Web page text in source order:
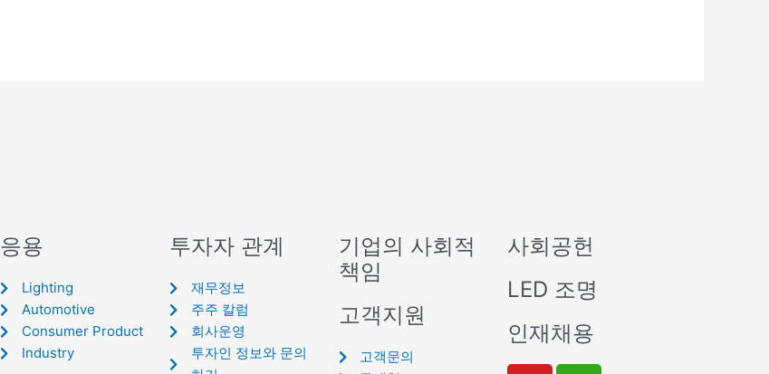
응용
Lighting
Automotive
Consumer Product
Industry
투자자 관계
재무정보
주주 칼럼
회사운영
투자인 정보와 문의
기업의 사회적
책임
고객지원
고객문의
사회공헌
LED 조명
인재채용